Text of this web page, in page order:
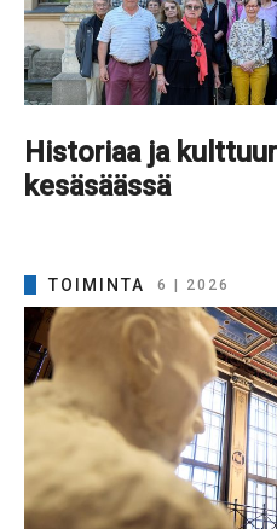
Historiaa ja
kesäsäässä
TOIMINTA 6 | 2026